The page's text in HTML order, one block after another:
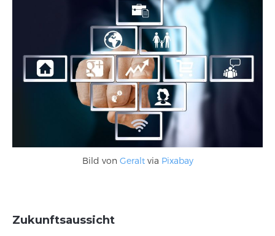
Bild von Geraltvia Pixabay
Zukunftsaussicht